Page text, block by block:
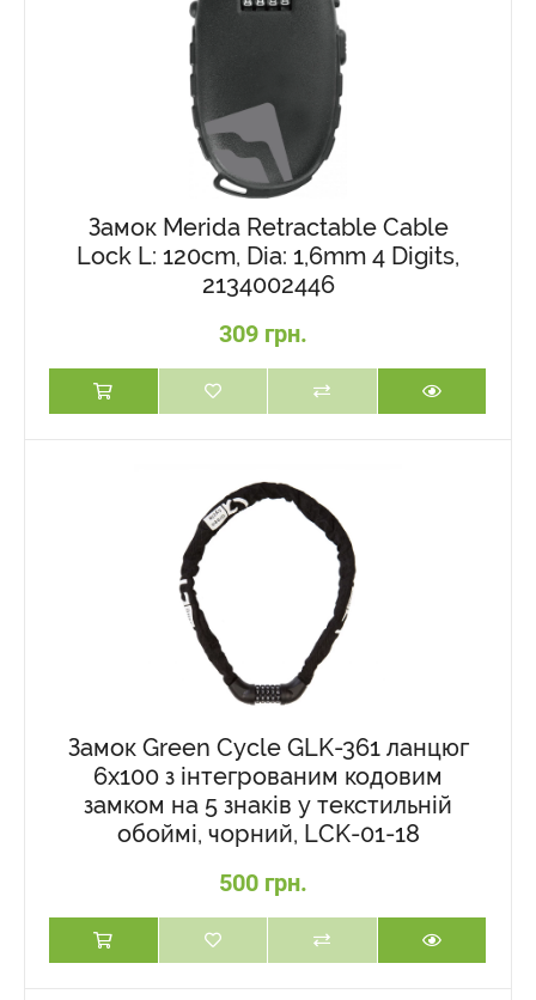
Замок Merida Retractable Cable
Lock L: 120cm, Dia: 1,6mm 4 Digits,
2134002446
309 грн.
Замок Green Cycle GLK-361 ланцюг
6x100 з інтегрованим кодовим
замком на 5 знаків у текстильній
обоймі, чорний, LCK-01-18
500 грн.